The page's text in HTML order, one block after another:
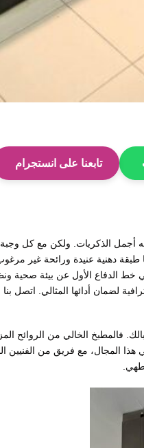
تابعنا على انستجرام
الذكريات. ولكن مع كل وجبة
دهنية عنيدة ورائحة غير مرغوب
الدفاع الأول عن بيئة صحية
لضمان أدائها المثالي. اتصل
فالمطبخ الخالي من الروائح
هذا المجال، مع فريق من